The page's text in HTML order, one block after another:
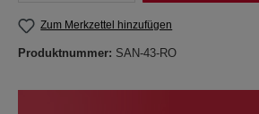
Zum Merkzettel hinzufügen
Produktnummer: SAN-43-RO